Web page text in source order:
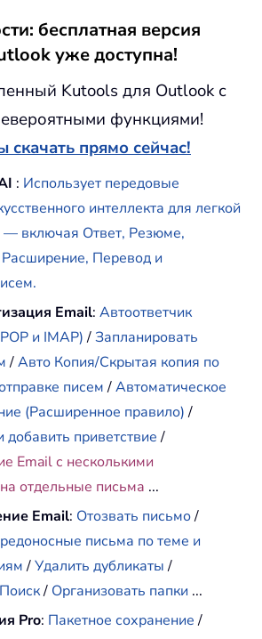
бесплатная версия
уже доступна!
Kutools для Outlook с
функциями!
прямо сейчас!
: Использует передовые
интеллекта для легкой
— включая Ответ, Резюме,
Перевод и
Email:Автоответчик
и IMAP)/Запланировать
/Авто Копия/Скрытая копия по
писем/Автоматическое
(Расширенное правило)/
добавить приветствие/
Email с несколькими
отдельные письма ...
Email: Отозвать письмо/
письма по теме и
/Удалить дубликаты/
/ Организовать папки ...
Pro: Пакетное сохранение/